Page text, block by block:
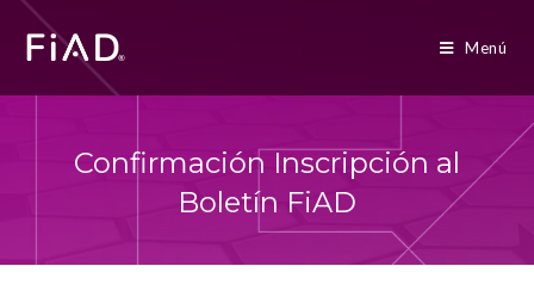
Menú
Confirmación Inscripción al
Boletín FiAD